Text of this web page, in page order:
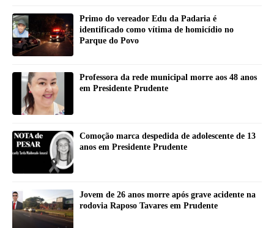
Primo do vereador Edu da Padaria é
identificado como vítima de homicídio no
Parque do Povo
Professora da rede municipal morre aos 48 anos
em Presidente Prudente
Comoção marca despedida de adolescente de 13
anos em Presidente Prudente
Jovem de 26 anos morre após grave acidente na
rodovia Raposo Tavares em Prudente